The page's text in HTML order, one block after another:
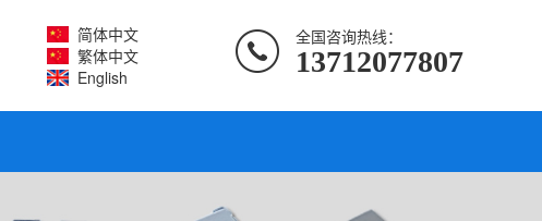
简体中文
繁体中文
English
全国咨询热线：
13712077807